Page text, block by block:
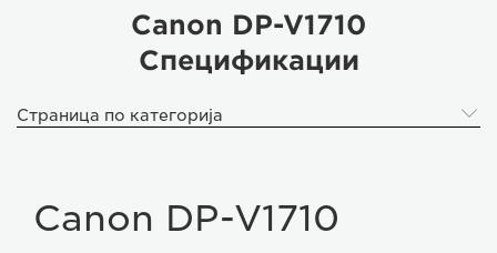
Canon DP-V1710Canon DP-V1710
Спецификации
Страница по категорија
Canon DP-V1710